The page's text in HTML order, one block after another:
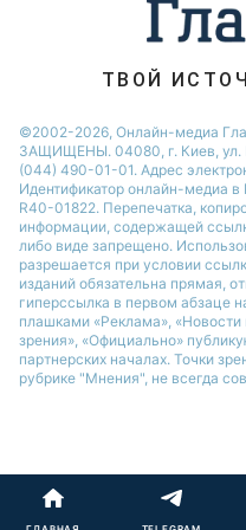
ТВОЙ
©2002-2026, Онлайн-медиа
ЗАЩИЩЕНЫ. 04080, г. Киев, ул.
(044) 490-01-01. Адрес
Идентификатор онлайн-медиа
R40-01822. Перепечатка,
информации, содержащей
либо виде запрещено.
разрешается при условии
изданий обязательна прямая,
гиперссылка в первом абзаце
плашками «Реклама», «Новости
зрения», «Официально»
партнерских началах. Точки
рубрике "Мнения", не всегда